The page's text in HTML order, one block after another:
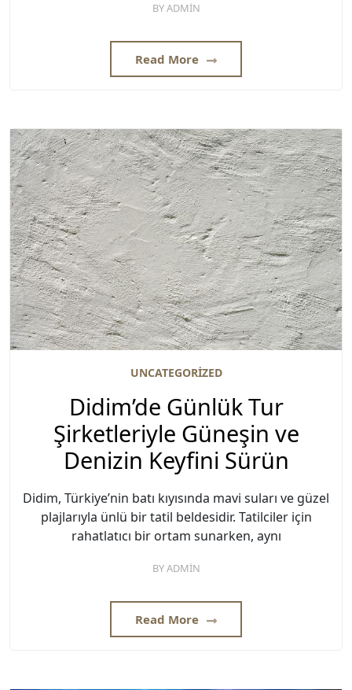
BYADMIN
Read More
UNCATEGORIZED
Didim’de Günlük Tur
Şirketleriyle Güneşin ve
Denizin Keyfini Sürün
Didim, Türkiye’nin batı kıyısında mavi suları ve güzel
plajlarıyla ünlü bir tatil beldesidir. Tatilciler için
rahatlatıcı bir ortam sunarken, aynı
BYADMIN
Read More